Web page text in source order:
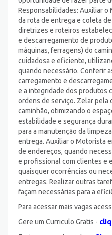
Responsabilidades: Auxiliar o
da rota de entrega e coleta
diretrizes e roteiros
e descarregamento de
máquinas, ferragens) do
cuidadosa e eficiente,
quando necessário. Conferir
carregamento e
e a integridade dos produtos
ordens de serviço. Zelar pela
caminhão, otimizando o
estabilidade e segurança
para a manutenção da
entrega. Auxiliar o Motorista
de endereços, quando
e profissional com clientes e
quaisquer ocorrências ou
entregas. Realizar outras
façam necessárias para a
Para acessar mais vagas
Gere um Curriculo Gratis -